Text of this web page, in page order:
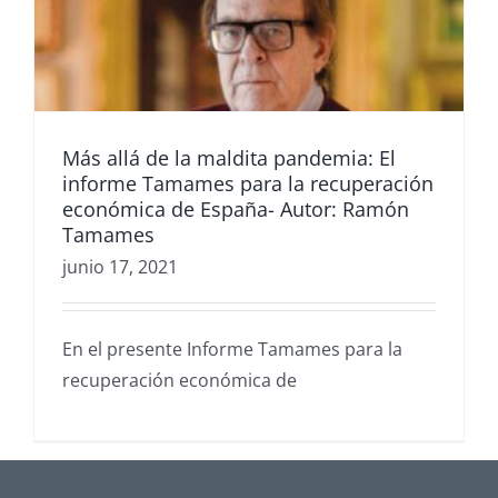
Más allá de la maldita pandemia: El
informe Tamames para la recuperación
económica de España- Autor: Ramón
Tamames
junio 17, 2021
En el presente Informe Tamames para la
recuperación económica de